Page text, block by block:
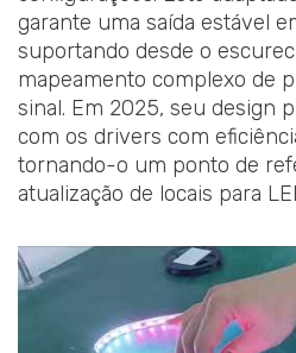
garante uma saída estável
suportando desde o
mapeamento complexo de
sinal. Em 2025, seu design
com os drivers com
tornando-o um ponto de
atualização de locais para